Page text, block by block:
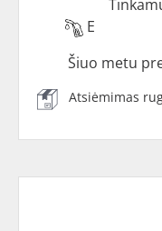
E
Šiuo metu
Atsiėmimas